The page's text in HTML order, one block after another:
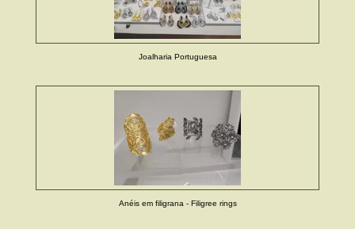
Joalharia Portuguesa
Anéis em filigrana - Filigree rings